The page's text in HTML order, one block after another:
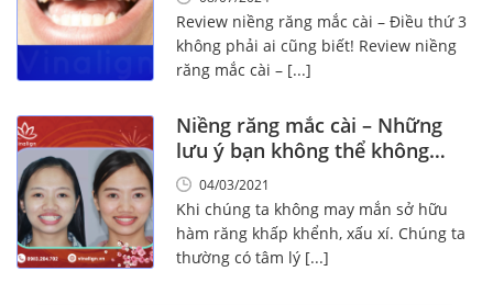
Review niềng răng mắc cài – Điều thứ 3
không phải ai cũng biết! Review niềng
răng mắc cài – [...]
Niềng răng mắc cài – Những
lưu ý bạn không thể không
biết!04/03/2021
Khi chúng ta không may mắn sở hữu
hàm răng khấp khểnh, xấu xí. Chúng ta
thường có tâm lý [...]